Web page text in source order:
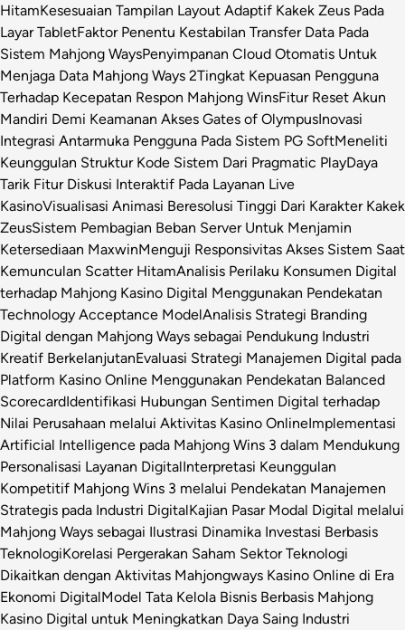
HitamKesesuaian Tampilan Layout Adaptif Kakek Zeus Pada
Layar TabletFaktor Penentu Kestabilan Transfer Data Pada
Sistem Mahjong WaysPenyimpanan Cloud Otomatis Untuk
Menjaga Data Mahjong Ways 2Tingkat Kepuasan Pengguna
Terhadap Kecepatan Respon Mahjong WinsFitur Reset Akun
Mandiri Demi Keamanan Akses Gates of OlympusInovasi
Integrasi Antarmuka Pengguna Pada Sistem PG SoftMeneliti
Keunggulan Struktur Kode Sistem Dari Pragmatic PlayDaya
Tarik Fitur Diskusi Interaktif Pada Layanan Live
KasinoVisualisasi Animasi Beresolusi Tinggi Dari Karakter Kakek
ZeusSistem Pembagian Beban Server Untuk Menjamin
Ketersediaan MaxwinMenguji Responsivitas Akses Sistem Saat
Kemunculan Scatter HitamAnalisis Perilaku Konsumen Digital
terhadap Mahjong Kasino Digital Menggunakan Pendekatan
Technology Acceptance ModelAnalisis Strategi Branding
Digital dengan Mahjong Ways sebagai Pendukung Industri
Kreatif BerkelanjutanEvaluasi Strategi Manajemen Digital pada
Platform Kasino Online Menggunakan Pendekatan Balanced
ScorecardIdentifikasi Hubungan Sentimen Digital terhadap
Nilai Perusahaan melalui Aktivitas Kasino OnlineImplementasi
Artificial Intelligence pada Mahjong Wins 3 dalam Mendukung
Personalisasi Layanan DigitalInterpretasi Keunggulan
Kompetitif Mahjong Wins 3 melalui Pendekatan Manajemen
Strategis pada Industri DigitalKajian Pasar Modal Digital melalui
Mahjong Ways sebagai Ilustrasi Dinamika Investasi Berbasis
TeknologiKorelasi Pergerakan Saham Sektor Teknologi
Dikaitkan dengan Aktivitas Mahjongways Kasino Online di Era
Ekonomi DigitalModel Tata Kelola Bisnis Berbasis Mahjong
Kasino Digital untuk Meningkatkan Daya Saing Industri